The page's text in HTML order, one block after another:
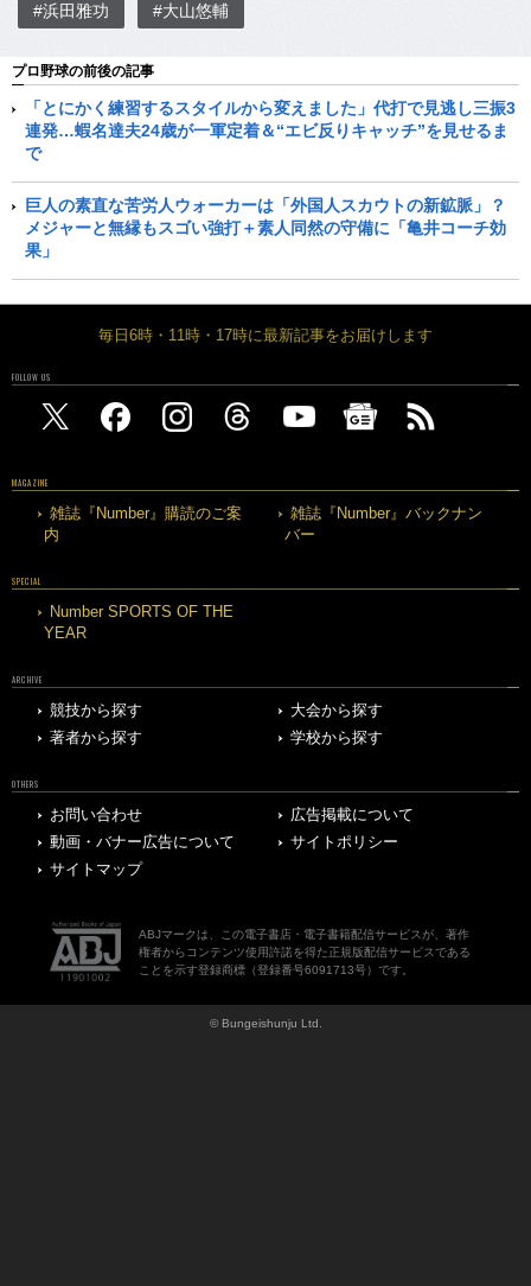
#浜田雅功 #大山悠輔
プロ野球の前後の記事
「とにかく練習するスタイルから変えました」代打で見逃し三振3
連発…蝦名達夫24歳が一軍定着＆“エビ反りキャッチ”を見せるま
で
巨人の素直な苦労人ウォーカーは「外国人スカウトの新鉱脈」？
メジャーと無縁もスゴい強打＋素人同然の守備に「亀井コーチ効
果」
毎日6時・11時・17時に最新記事をお届けします
FOLLOW US
MAGAZINE
雑誌『Number』購読のご案
内
雑誌『Number』バックナン
バー
SPECIAL
Number SPORTS OF THE
YEAR
ARCHIVE
競技から探す
大会から探す
著者から探す
学校から探す
OTHERS
お問い合わせ
広告掲載について
動画・バナー広告について
サイトポリシー
サイトマップ
ABJマークは、この電子書店・電子書籍配信サービスが、著作
権者からコンテンツ使用許諾を得た正規版配信サービスである
ことを示す登録商標（登録番号6091713号）です。
© Bungeishunju Ltd.